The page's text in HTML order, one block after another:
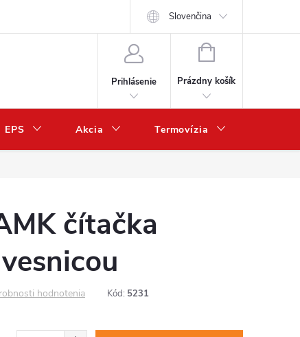
Slovenčina
Prihlásenie
NÁKUPNÝ
Prázdny košík
EPS Akcia Termovízia
čítačka
hodnotenia Kód: 5231